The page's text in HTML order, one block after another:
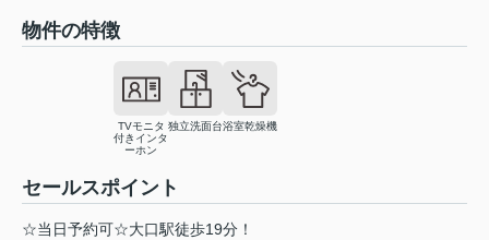
物件の特徴
TVモニタ
付きインタ
ーホン
独立洗面台浴室乾燥機
セールスポイント
☆当日予約可☆大口駅徒歩19分！